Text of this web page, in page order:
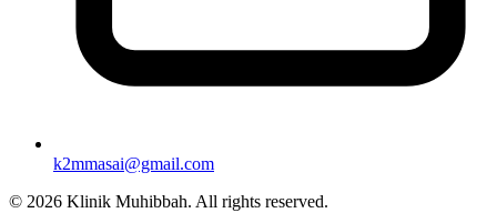
k2mmasai@gmail.com
© 2026 Klinik Muhibbah. All rights reserved.